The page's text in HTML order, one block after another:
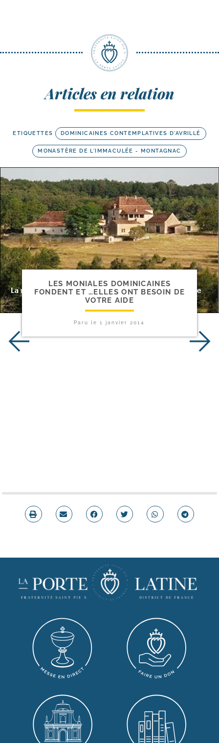
Articles en relation
ETIQUETTES DOMINICAINES CONTEMPLATIVES D'AVRILLÉ
MONASTÈRE DE L'IMMACULÉE - MONTAGNAC
LES MONIALES DOMINICAINES
FONDENT ET …ELLES ONT BESOIN DE
VOTRE AIDE
Paru le1 janvier 2014